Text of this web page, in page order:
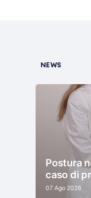
NEWS
Postura
caso di
07 Ago 2026